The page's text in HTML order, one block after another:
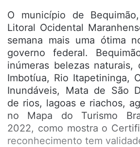
O município de
Litoral Ocidental
semana mais uma ótima
governo federal.
inúmeras belezas
Imbotíua, Rio Itapetininga,
Inundáveis, Mata de São
de rios, lagoas e riachos,
no Mapa do Turismo
2022, como mostra o
reconhecimento tem